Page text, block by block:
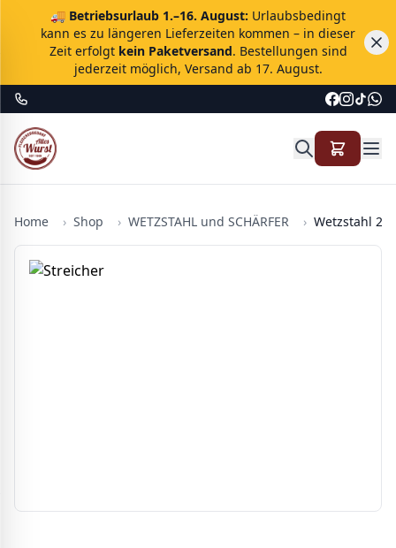
🚚 Betriebsurlaub 1.–16. August: Urlaubsbedingt
kann es zu längeren Lieferzeiten kommen – in dieser
Zeit erfolgt kein Paketversand. Bestellungen sind
jederzeit möglich, Versand ab 17. August.
Home › Shop › WETZSTAHL und SCHÄRFER › Wetzstahl 25